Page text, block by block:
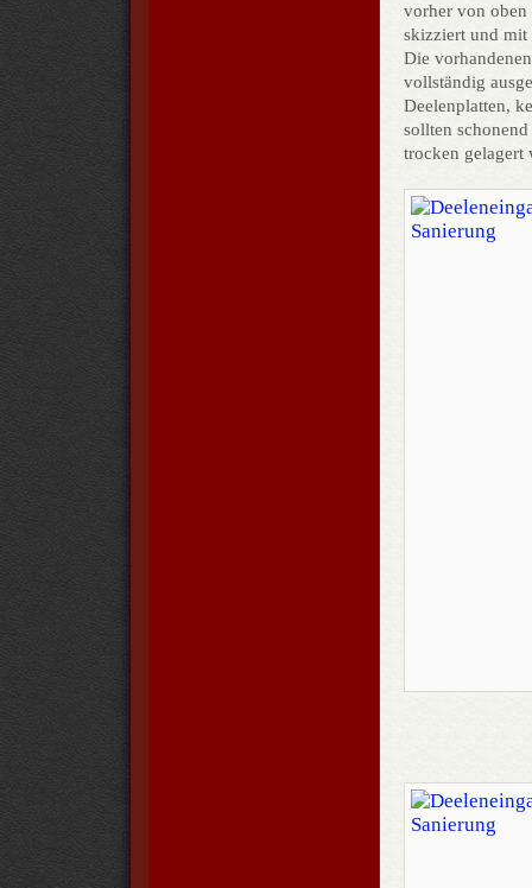
vorher von oben
skizziert und mit
Die
vollständig
Deelenplatten,
sollten
trocken gelagert